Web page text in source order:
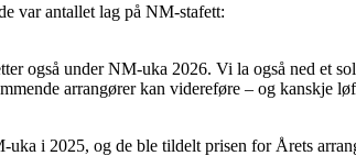
var antallet lag på NM-stafett:
også under NM-uka 2026. Vi la også ned et
arrangører kan videreføre – og kanskje
i 2025, og de ble tildelt prisen for Årets